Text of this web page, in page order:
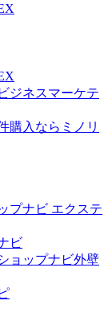
ジネスマーケテ
購入なら ミノリ
プナビ エクステ
ビ
ョップナビ外壁